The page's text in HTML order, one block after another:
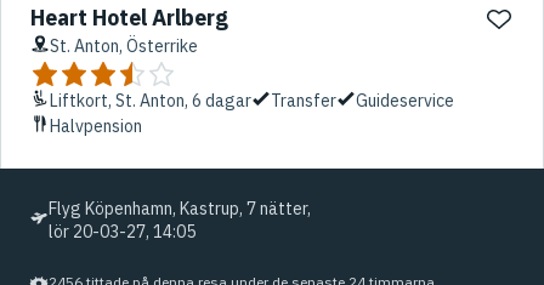
Heart Hotel Arlberg
St. Anton, Österrike
Liftkort, St. Anton, 6 dagar Transfer
Guideservice
Halvpension
Flyg Köpenhamn, Kastrup, 7 nätter,
lör 20-03-27, 14:05